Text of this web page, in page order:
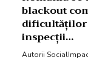
blackout
dificultăților
inspecții…
Autorii